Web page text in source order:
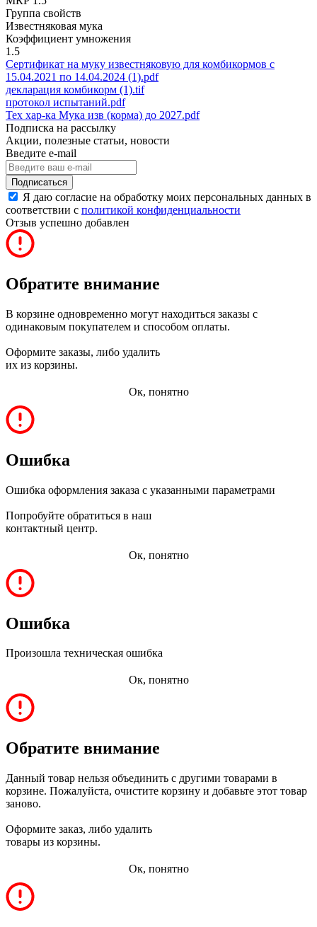
Группа свойств
Известняковая мука
Коэффициент умножения
1.5
Сертификат на муку известняковую для комбикормов с
15.04.2021 по 14.04.2024 (1).pdf
декларация комбикорм (1).tif
протокол испытаний.pdf
Тех хар-ка Мука изв (корма) до 2027.pdf
Подписка на рассылку
Акции, полезные статьи, новости
Введите e-mail
Подписаться
Я даю согласие на обработку моих персональных данных в
соответствии с политикой конфиденциальности
Отзыв успешно добавлен
Обратите внимание
В корзине одновременно могут находиться заказы с
одинаковым покупателем и способом оплаты.
Оформите заказы, либо удалить
их из корзины.
Ок, понятно
Ошибка
Ошибка оформления заказа с указанными параметрами
Попробуйте обратиться в наш
контактный центр.
Ок, понятно
Ошибка
Произошла техническая ошибка
Ок, понятно
Обратите внимание
Данный товар нельзя объединить с другими товарами в
корзине. Пожалуйста, очистите корзину и добавьте этот товар
заново.
Оформите заказ, либо удалить
товары из корзины.
Ок, понятно